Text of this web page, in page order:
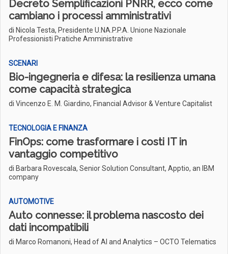
Decreto Semplificazioni PNRR, ecco come
cambiano i processi amministrativi
di Nicola Testa, Presidente U.NA.P.P.A. Unione Nazionale
Professionisti Pratiche Amministrative
SCENARI
Bio-ingegneria e difesa: la resilienza umana
come capacità strategica
di Vincenzo E. M. Giardino, Financial Advisor & Venture Capitalist
TECNOLOGIA E FINANZA
FinOps: come trasformare i costi IT in
vantaggio competitivo
di Barbara Rovescala, Senior Solution Consultant, Apptio, an IBM
company
AUTOMOTIVE
Auto connesse: il problema nascosto dei
dati incompatibili
di Marco Romanoni, Head of AI and Analytics – OCTO Telematics